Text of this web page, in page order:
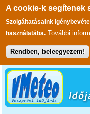
A cookie-k segítenek
Szolgáltatásaink
használatába. További
Rendben, beleegyezem!
Ugrás a tartalomra